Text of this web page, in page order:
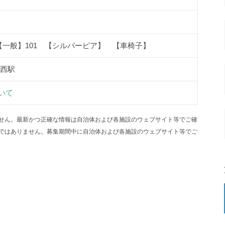
般】101 【シルバーピア】 【車椅子】
駅
て
。最新かつ正確な情報は自治体および各施設のウェブサイト等でご確
ありません。募集期間中に自治体および各施設のウェブサイト等でご